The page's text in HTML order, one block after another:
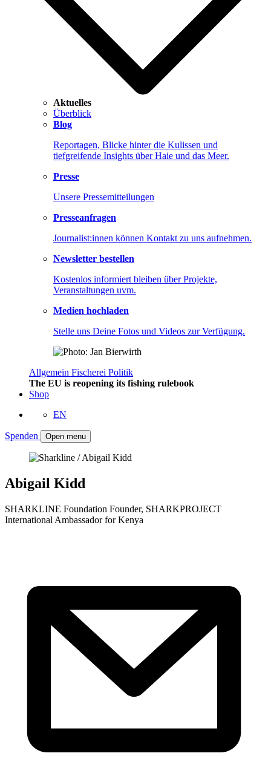
Aktuelles
Überblick
Blog
Reportagen, Blicke hinter die Kulissen und
tiefgreifende Insights über Haie und das Meer.
Presse
Unsere Pressemitteilungen
Presseanfragen
Journalist:innen können Kontakt zu uns aufnehmen.
Newsletter bestellen
Kostenlos informiert bleiben über Projekte,
Veranstaltungen uvm.
Medien hochladen
Stelle uns Deine Fotos und Videos zur Verfügung.
Allgemein Fischerei Politik
The EU is reopening its fishing rulebook
Shop
EN
Spenden Open menu
Abigail Kidd
SHARKLINE Foundation Founder, SHARKPROJECT
International Ambassador for Kenya